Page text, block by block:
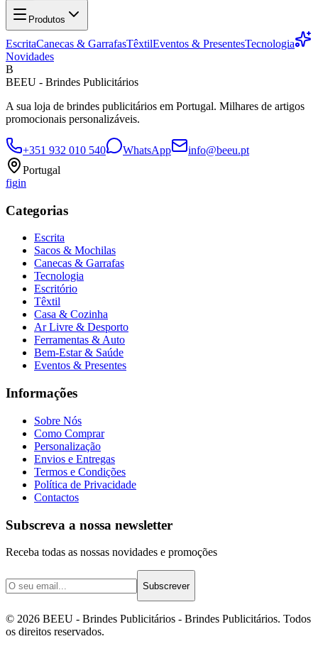
Produtos
EscritaCanecas & GarrafasTêxtilEventos & PresentesTecnologia
Novidades
B
BEEU - Brindes Publicitários
A sua loja de brindes publicitários em Portugal. Milhares de artigos
promocionais personalizáveis.
+351 932 010 540 WhatsApp
info@beeu.pt
Portugal
figin
Categorias
Escrita
Sacos & Mochilas
Canecas & Garrafas
Tecnologia
Escritório
Têxtil
Casa & Cozinha
Ar Livre & Desporto
Ferramentas & Auto
Bem-Estar & Saúde
Eventos & Presentes
Informações
Sobre Nós
Como Comprar
Personalização
Envios e Entregas
Termos e Condições
Política de Privacidade
Contactos
Subscreva a nossa newsletter
Receba todas as nossas novidades e promoções
Subscrever
© 2026 BEEU - Brindes Publicitários - Brindes Publicitários. Todos
os direitos reservados.